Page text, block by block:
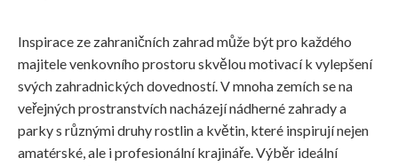
Inspirace ze zahraničních zahrad může být pro každého
majitele venkovního prostoru skvělou motivací k vylepšení
svých zahradnických dovedností. V mnoha zemích se na
veřejných prostranstvích nacházejí nádherné zahrady a
parky s různými druhy rostlin a květin, které inspirují nejen
amatérské, ale i profesionální krajináře. Výběr ideální